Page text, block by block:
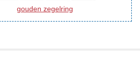
gouden zegelring